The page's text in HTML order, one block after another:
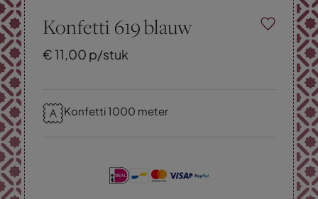
Konfetti 619 blauw
€11,00 p/stuk
Konfetti 1000 meter